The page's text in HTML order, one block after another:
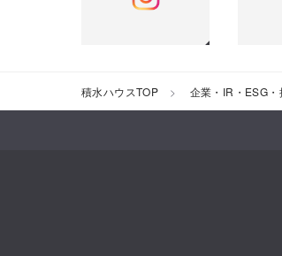
積水ハウスTOP 企業・IR・ESG・